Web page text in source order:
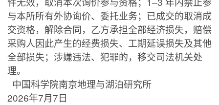
与本所所有外协询价、委托业务；已成交的取消成
交资格，解除合同，乙方承担全部经济损失，赔偿
采购人因此产生的经费损失、工期延误损失及其他
全部损失；涉嫌违法、犯罪的，移交司法机关处
理。
中国科学院南京地理与湖泊研究所
2026年7月7日